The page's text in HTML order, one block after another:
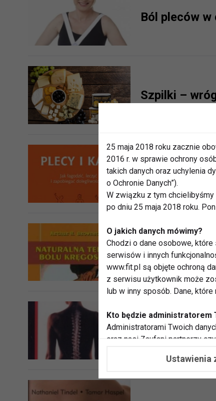
Ból pleców w
Szpilki –
Plecy i Kark.
Naturalna
ciała i
Zespoły
25 maja 2018 roku zacznie
2016 r. w sprawie ochrony
takich danych oraz uchylenia
o Ochronie Danych”).
W związku z tym chcielibyśmy
po dniu 25 maja 2018 roku.
O jakich danych mówimy?
Chodzi o dane osobowe,
serwisów i innych
www.fit.pl są objęte ochroną
z serwisu użytkownik może
lub w inny sposób. Dane,
Kto będzie administratorem
Administratorami Twoich
oraz nasi Zaufani partnerzy
potrzeb i zainteresowań.
Dlaczego chcemy
Ustawienia